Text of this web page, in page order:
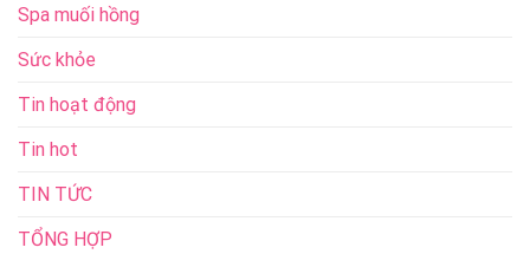
Spa muối hồng
Sức khỏe
Tin hoạt động
Tin hot
TIN TỨC
TỔNG HỢP